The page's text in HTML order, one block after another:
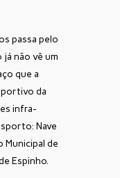
passa pelo
não vê um
que a
da
infra-
Nave
Municipal de
Espinho.